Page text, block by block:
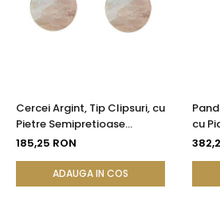
Seturi Perle cu Argint
Brățări cu Perle
Cercei Argint, Tip Clipsuri, cu
Pietre Semipretioase
Naturale de Cuart Roz de 10
185,25 RON
ADAUGA IN COS
cu